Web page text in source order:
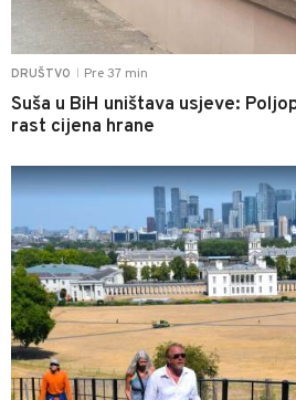
DRUŠTVO Pre 37 min
Suša u BiH uništava usjeve:
rast cijena hrane